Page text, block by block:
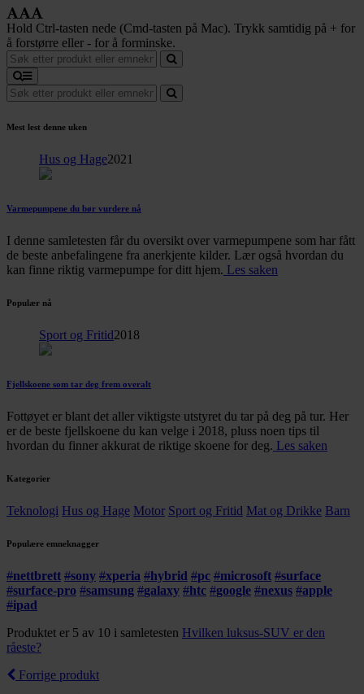
Hold Ctrl-tasten nede (Cmd-tasten på Mac). Trykk samtidig på + for
å forstørre eller - for å forminske.
Mest lest denne uken
Hus og Hage2021
Varmepumpene du bør vurdere nå
I denne samletesten får du oversikt over varmepumpene som har fått
de beste anbefalingene fra anerkjente kilder. Lær også hvordan du
kan finne riktig varmepumpe for ditt hjem. Les saken
Populær nå
Sport og Fritid2018
Fjellskoene som tar deg frem overalt
Fottøyet er blant det aller viktigste utstyret du tar på deg på tur. Her
er de beste fjellskoene du kan velge i 2018, pluss noen tips til
hvordan du finner akkurat de riktige skoene for deg. Les saken
Kategorier
Teknologi Hus og Hage Motor Sport og Fritid Mat og Drikke Barn
Populære emneknagger
#nettbrett #sony #xperia #hybrid #pc #microsoft #surface
#surface-pro #samsung #galaxy #htc #google #nexus #apple
#ipad
Produktet er 5 av 10 i samletesten Hvilken luksus-SUV er den
råeste?
Forrige produkt